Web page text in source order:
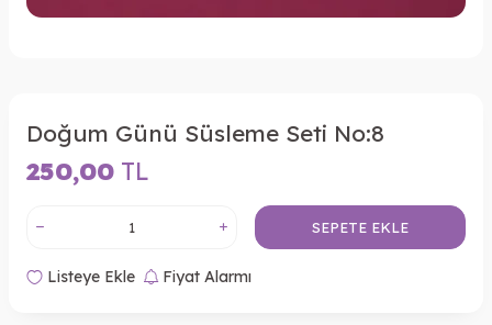
Doğum Günü Süsleme Seti No:8
250,00 TL
SEPETE EKLE
Listeye Ekle Fiyat Alarmı